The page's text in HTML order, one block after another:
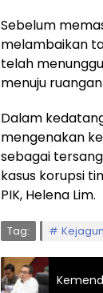
Sebelum
melambaikan
telah
menuju
Dalam
mengenakan
sebagai
kasus korupsi
PIK, Helena Lim.
Tag: